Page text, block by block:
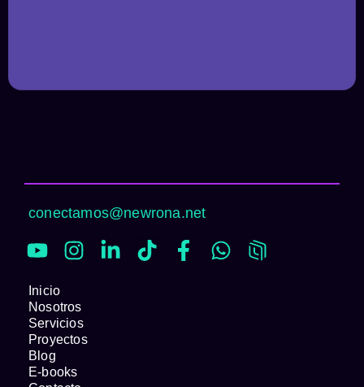
conectamos@newrona.net
Inicio
Nosotros
Servicios
Proyectos
Blog
E-books